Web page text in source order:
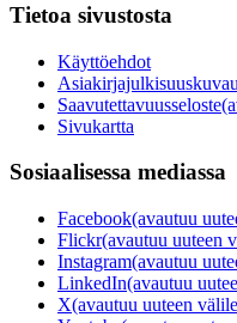
Tietoa sivustosta
Käyttöehdot
Saavutettavuusseloste
Sivukartta
Sosiaalisessa mediassa
Facebook(avautuu
Flickr(avautuu uuteen
Instagram(avautuu
LinkedIn(avautuu
X(avautuu uuteen